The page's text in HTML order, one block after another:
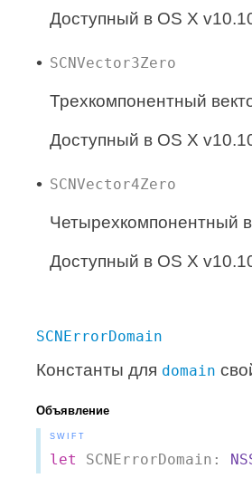
Доступный в OS X
SCNVector3Zero
Трехкомпонентный
Доступный в OS X
SCNVector4Zero
Четырехкомпонентный
Доступный в OS X
SCNErrorDomain
Константы для domain
Объявление
SWIFT
let SCNErrorDomain: